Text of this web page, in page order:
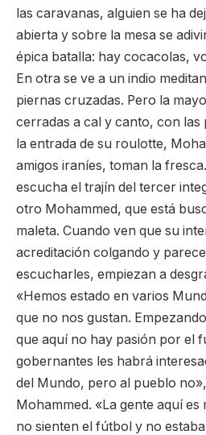
las caravanas, alguien se ha
abierta y sobre la mesa se
épica batalla: hay cocacolas,
En otra se ve a un indio
piernas cruzadas. Pero la
cerradas a cal y canto, con las
la entrada de su roulotte,
amigos iraníes, toman la
escucha el trajín del tercer
otro Mohammed, que está
maleta. Cuando ven que su
acreditación colgando y
escucharles, empiezan a
«Hemos estado en varios
que no nos gustan.
que aquí no hay pasión por el
gobernantes les habrá
del Mundo, pero al pueblo
Mohammed. «La gente aquí
no sienten el fútbol y no